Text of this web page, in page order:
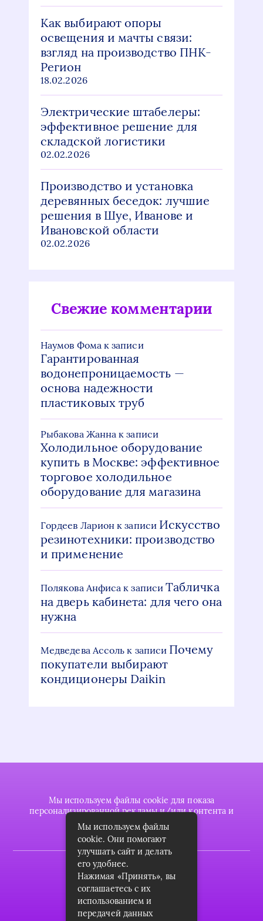
Как выбирают опоры
освещения и мачты связи:
взгляд на производство ПНК-
Регион
18.02.2026
Электрические штабелеры:
эффективное решение для
складской логистики
02.02.2026
Производство и установка
деревянных беседок: лучшие
решения в Шуе, Иванове и
Ивановской области
02.02.2026
Свежие комментарии
Наумов Фома к записи
Гарантированная
водонепроницаемость —
основа надежности
пластиковых труб
Рыбакова Жанна к записи
Холодильное оборудование
купить в Москве: эффективное
торговое холодильное
оборудование для магазина
Гордеев Ларион к записи Искусство
резинотехники: производство
и применение
Полякова Анфиса к записиТабличка
на дверь кабинета: для чего она
нужна
Медведева Ассоль к записи Почему
покупатели выбирают
кондиционеры Daikin
Мы используем файлы cookie для показа
персонализированной рекламы и/или контента и
анализа нашего трафика.
2022 © plasttrubkomplekt.ru
Карта сайта
Контакты
Мы используем файлы
cookie. Они помогают
улучшать сайт и делать
его удобнее.
Нажимая «Принять», вы
соглашаетесь с их
использованием и
передачей данных